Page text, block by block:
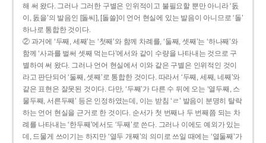
해 써 왔다. 그러나 그러한 구별은 인위적이고 불필요할 뿐만 아니라 ‘돐
이, 돐을’의 발음인 [돌씨], [돌쓸]이 언어 현실에 있는 발음이 아니므로 ‘돌’
하나로 통합한 것이다.
② 과거에 ‘두째, 세째’는 ‘첫째’와 함께 차례를, ‘둘째, 셋째’는 ‘하나째’와
함께 ‘사과를 벌써 셋째 먹는다’에서와 같이 수량을 나타내는 것으로 구
별하여 써 왔다. 그러나 언어 현실에서 이와 같은 구별은 인위적인 것이
라고 판단되어 ‘둘째, 셋째’로 통합한 것이다. 따라서 ‘두째, 세째, 네째’와
같은 표현은 잘못된 것이다. 다만, ‘두째’가 다른 수 뒤에 오는 ‘열두째, 스
물두째, 서른두째’ 등은 인정하였는데, 이는 받침 ‘ㄹ’ 발음이 분명히 탈락
하는 언어 현실을 근거로 한 것이다. 순서가 첫 번째나 두 번째쯤 되는 차
례를 나타내는 ‘한두째’에서도 ‘두째’로 쓴다. 그러나 이에도 예외가 있는
데, 드물게 쓰이기는 하지만 ‘열두 개째’의 의미로 쓰일 때에는 ‘열둘째’가